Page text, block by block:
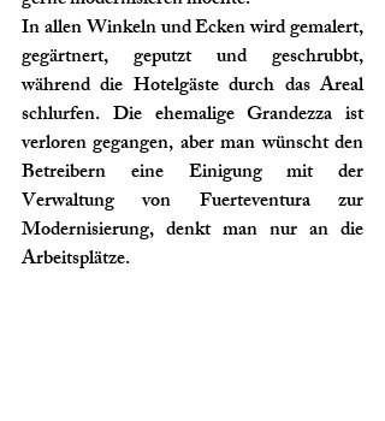
In allen Winkeln und Ecken wird gemalert,
gegärtnert, geputzt und geschrubbt,
während die Hotelgäste durch das Areal
schlurfen. Die ehemalige Grandezza ist
verloren gegangen, aber man wünscht den
Betreibern eine Einigung mit der
Verwaltung von Fuerteventura zur
Modernisierung, denkt man nur an die
Arbeitsplätze.